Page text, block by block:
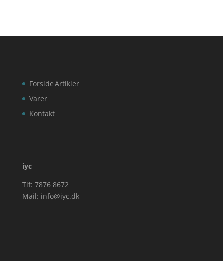
Forside
Varer
Kontakt
Artikler
iyc
Tlf: 7876 8672
Mail: info@iyc.dk